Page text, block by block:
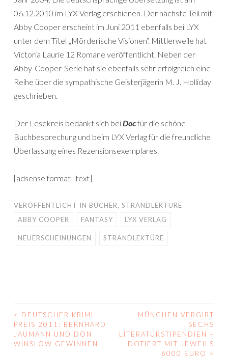
06.12.2010 im LYX Verlag erschienen. Der nächste Teil mit
Abby Cooper erscheint im Juni 2011 ebenfalls bei LYX
unter dem Titel „Mörderische Visionen“. Mittlerweile hat
Victoria Laurie 12 Romane veröffentlicht. Neben der
Abby-Cooper-Serie hat sie ebenfalls sehr erfolgreich eine
Reihe über die sympathische Geisterjägerin M. J. Holliday
geschrieben.
Der Lesekreis bedankt sich beiDocfür die schöne
Buchbesprechung und beim LYX Verlag für die freundliche
Überlassung eines Rezensionsexemplares.
[adsense format=text]
VERÖFFENTLICHT IN BÜCHER, STRANDLEKTÜRE
ABBY COOPER
FANTASY LYX VERLAG
NEUERSCHEINUNGEN STRANDLEKTÜRE
BEITRAGS-
NAVIGATION
<
DEUTSCHER KRIMI
PREIS 2011: BERNHARD
JAUMANN UND DON
WINSLOW GEWINNEN
MÜNCHEN VERGIBT
SECHS
LITERATURSTIPENDIEN –
DOTIERT MIT JEWEILS
6000 EURO
>